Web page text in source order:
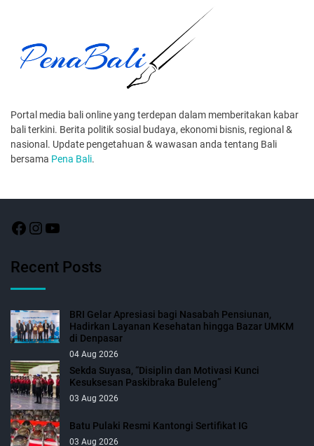
Portal media bali online yang terdepan dalam memberitakan kabar
bali terkini. Berita politik sosial budaya, ekonomi bisnis, regional &
nasional. Update pengetahuan & wawasan anda tentang Bali
bersama Pena Bali.
Recent Posts
BRI Gelar Apresiasi bagi Nasabah Pensiunan,
Hadirkan Layanan Kesehatan hingga Bazar UMKM
di Denpasar
04 Aug 2026
Sekda Suyasa, “Disiplin dan Motivasi Kunci
Kesuksesan Paskibraka Buleleng”
03 Aug 2026
Batu Pulaki Resmi Kantongi Sertifikat IG
03 Aug 2026